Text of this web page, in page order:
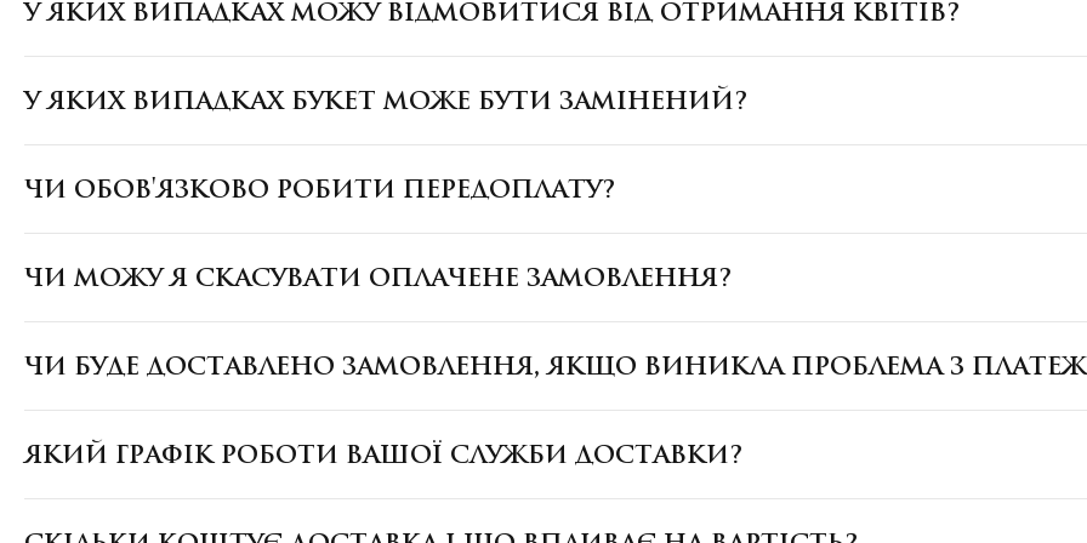
У ЯКИХ ВИПАДКАХ МОЖУ ВІДМОВИТИСЯ ВІД ОТРИМАННЯ КВІТІВ?
У ЯКИХ ВИПАДКАХ БУКЕТ МОЖЕ БУТИ ЗАМІНЕНИЙ?
ЧИ ОБОВ'ЯЗКОВО РОБИТИ ПЕРЕДОПЛАТУ?
ЧИ МОЖУ Я СКАСУВАТИ ОПЛАЧЕНЕ ЗАМОВЛЕННЯ?
ЧИ БУДЕ ДОСТАВЛЕНО ЗАМОВЛЕННЯ, ЯКЩО ВИНИКЛА ПРОБЛЕМА З
ЯКИЙ ГРАФІК РОБОТИ ВАШОЇ СЛУЖБИ ДОСТАВКИ?